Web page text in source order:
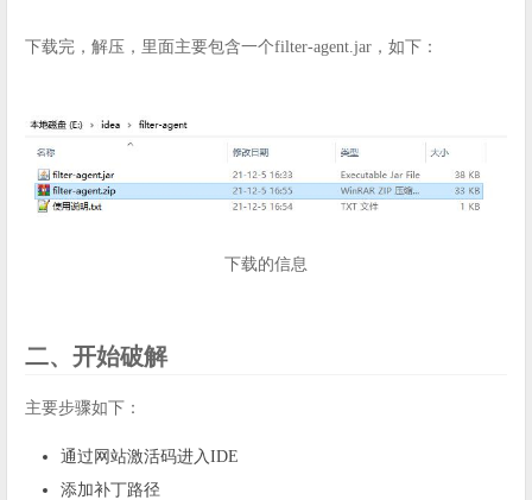
下载完，解压，里面主要包含一个filter-agent.jar，如下：
下载的信息
二、开始破解
主要步骤如下：
通过网站激活码进入IDE
添加补丁路径